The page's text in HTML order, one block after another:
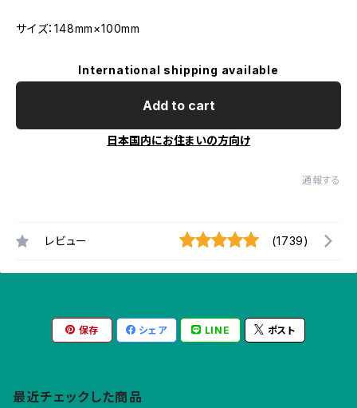
サイズ：148mm×100mm
International shipping available
Add to cart
日本国内にお住まいの方向け
通報する
レビュー (1739)
保存 シェア LINE ポスト
最近チェックした商品